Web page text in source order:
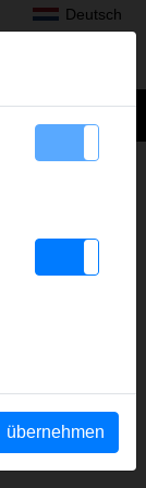
Deutsch
übernehmen